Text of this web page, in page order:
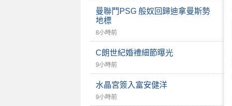
曼聯鬥PSG 般奴回歸迪拿曼斯勢
地標
8小時前
C朗世紀婚禮細節曝光
9小時前
水晶宮簽入富安健洋
9小時前